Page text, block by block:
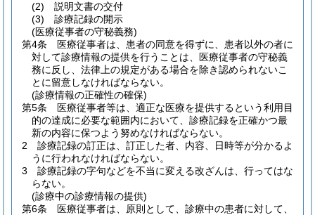
(2)
説明文書の交付
(3)
診療記録の開示
(医療従事者の守秘義務)
第4条
医療従事者は、患者の同意を得ずに、患者以外の者に
対して診療情報の提供を行うことは、医療従事者の守秘義
務に反し、法律上の規定がある場合を除き認められないこ
とに留意しなければならない。
(診療情報の正確性の確保)
第5条
医療従事者等は、適正な医療を提供するという利用目
的の達成に必要な範囲内において、診療記録を正確かつ最
新の内容に保つよう努めなければならない。
2
診療記録の訂正は、訂正した者、内容、日時等が分かるよ
うに行われなければならない。
3
診療記録の字句などを不当に変える改ざんは、行ってはな
らない。
(診療中の診療情報の提供)
第6条
医療従事者は、原則として、診療中の患者に対して、